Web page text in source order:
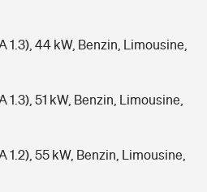
1.3), 44 kW, Benzin, Limousine,
1.3), 51 kW, Benzin, Limousine,
1.2), 55 kW, Benzin, Limousine,